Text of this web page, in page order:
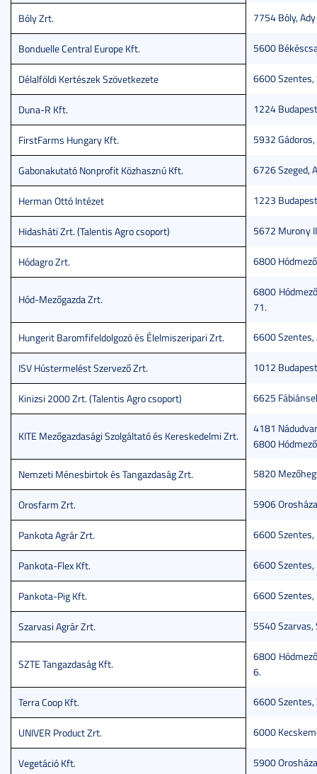
Bóly Zrt. 7754 Bóly,
Bonduelle Central Europe Kft. 5600
Délalföldi Kertészek Szövetkezete 6600
Duna-R Kft. 1224
FirstFarms Hungary Kft. 5932 Gádoros,
Gabonakutató Nonprofit Közhasznú Kft. 6726 Szeged,
Herman Ottó Intézet 1223
Hidasháti Zrt. (Talentis Agro csoport) 5672 Murony
Hódagro Zrt. 6800
Hód-Mezőgazda Zrt.
6800
71.
Hungerit Baromfifeldolgozó és Élelmiszeripari Zrt. 6600 Szentes,
ISV Hústermelést Szervező Zrt. 1012
Kinizsi 2000 Zrt. (Talentis Agro csoport) 6625
KITE Mezőgazdasági Szolgáltató és Kereskedelmi Zrt.
4181
6800
Nemzeti Ménesbirtok és Tangazdaság Zrt. 5820
Orosfarm Zrt. 5906
Pankota Agrár Zrt. 6600 Szentes,
Pankota-Flex Kft. 6600 Szentes,
Pankota-Pig Kft. 6600 Szentes,
Szarvasi Agrár Zrt. 5540 Szarvas,
SZTE Tangazdaság Kft.
6800
6.
Terra Coop Kft. 6600
UNIVER Product Zrt. 6000
Vegetáció Kft. 5900